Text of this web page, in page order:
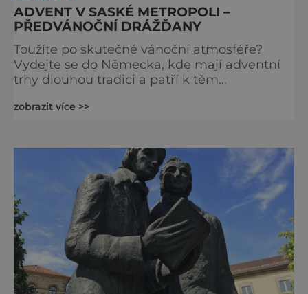
ADVENT V SASKÉ METROPOLI –
PŘEDVÁNOČNÍ DRÁŽĎANY
Toužíte po skutečné vánoční atmosféře?
Vydejte se do Německa, kde mají adventní
trhy dlouhou tradici a patří k těm
českým hranicím najdete v Drážďanech –
S norimberským Christkindlesmarktem se
drážďanské vánoční trhy každoročně
přetahují o pozici nejnavštěvovanějších t
zobrazit více >>